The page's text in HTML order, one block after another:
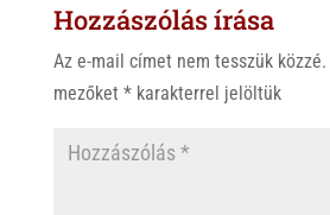
A
p
o
k
Hozzászólás írása
Az e-mail címet nem tesszük közzé.
mezőket *karakterrel jelöltük